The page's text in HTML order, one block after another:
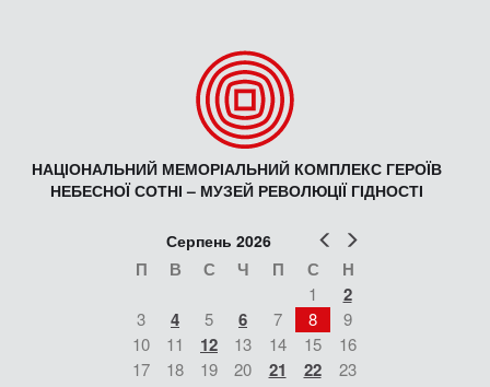
НАЦІОНАЛЬНИЙ МЕМОРІАЛЬНИЙ КОМПЛЕКС ГЕРОЇВ
НЕБЕСНОЇ СОТНІ – МУЗЕЙ РЕВОЛЮЦІЇ ГІДНОСТІ
Попер
Серпень 2026
П В С Ч П С Н
1 2
3 4 5 6 7 8
9
10
11 12 13 14 15
16
17
18 19 20 21 22
23